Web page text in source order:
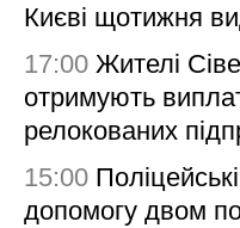
Києві щотижня
17:00 Жителі
отримують
релокованих
15:00
допомогу двом